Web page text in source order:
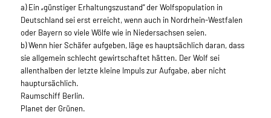
a) Ein „günstiger Erhaltungszustand“ der Wolfspopulation in
Deutschland sei erst erreicht, wenn auch in Nordrhein-Westfalen
oder Bayern so viele Wölfe wie in Niedersachsen seien.
b) Wenn hier Schäfer aufgeben, läge es hauptsächlich daran, dass
sie allgemein schlecht gewirtschaftet hätten. Der Wolf sei
allenthalben der letzte kleine Impuls zur Aufgabe, aber nicht
hauptursächlich.
Raumschiff Berlin.
Planet der Grünen.